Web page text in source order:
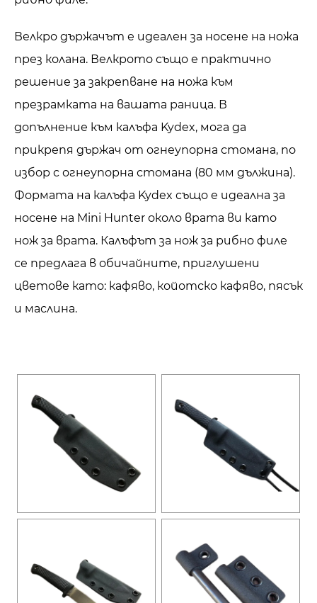
Велкро държачът е идеален за носене на ножа
през колана. Велкрото също е практично
решение за закрепване на ножа към
презрамката на вашата раница. В
допълнение към калъфа Kydex, мога да
прикрепя държач от огнеупорна стомана, по
избор с огнеупорна стомана (80 мм дължина).
Формата на калъфа Kydex също е идеална за
носене на Mini Hunter около врата ви като
нож за врата. Калъфът за нож за рибно филе
се предлага в обичайните, приглушени
цветове като: кафяво, койотско кафяво, пясък
и маслина.